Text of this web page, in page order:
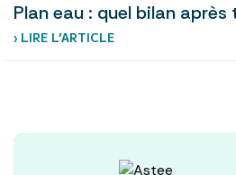
Plan eau : quel bilan après
› LIRE L’ARTICLE